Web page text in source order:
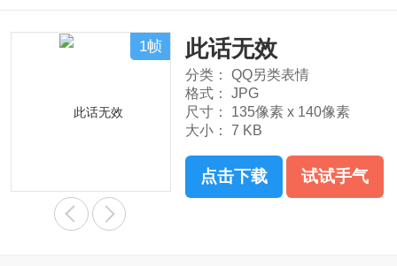
1帧 此话无效
分类：
QQ另类表情
格式：
JPG
尺寸：
135像素 x 140像素
大小：
7 KB
点击下载 试试手气